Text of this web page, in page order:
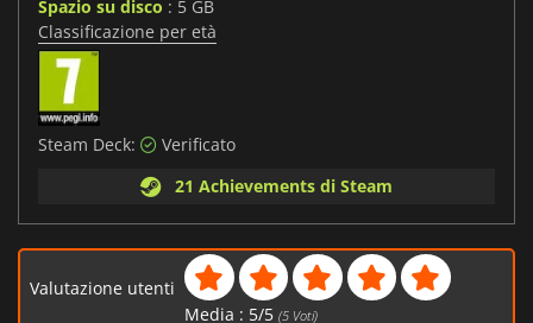
Spazio su disco : 5 GB
Classificazione per età
Steam Deck:
Verificato
21 Achievements di Steam
Valutazione utenti
Media : 5/5 (5Voti)